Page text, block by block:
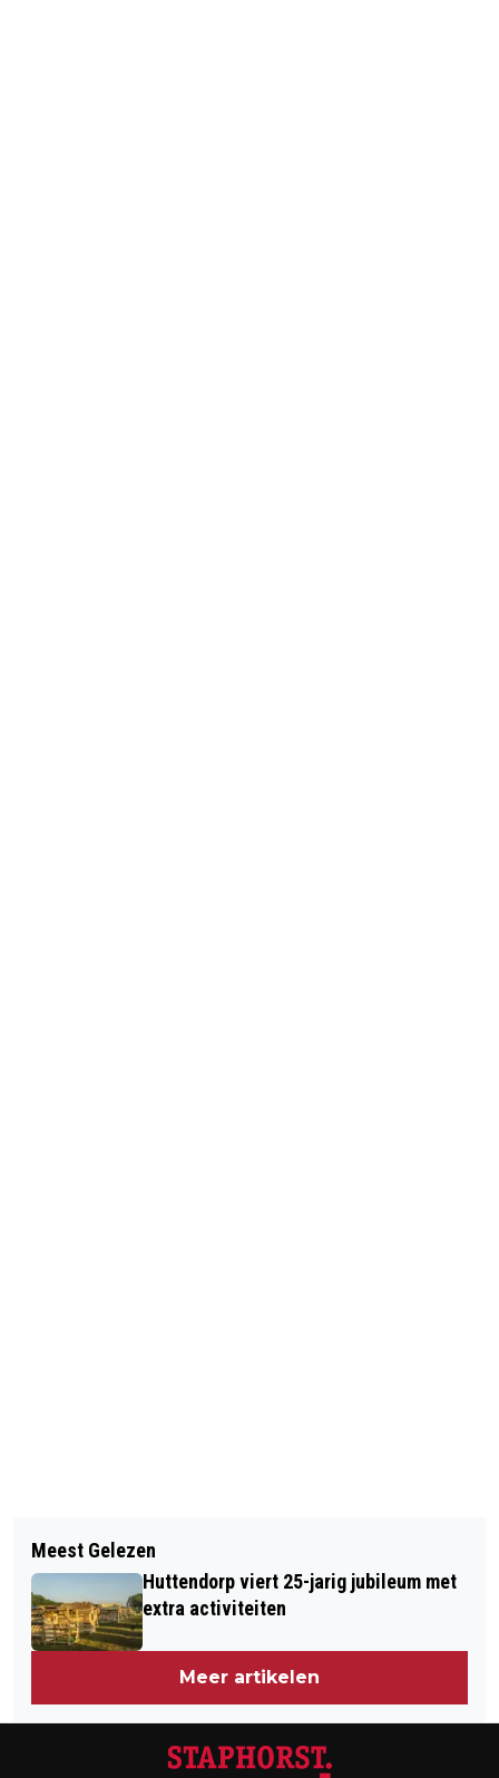
INSCHRIJVING JUBILEUMEDITIE
HUTTENDORP STAPHORST SLUIT
BIJNA
TIEN HOOFDPRIJSWINNAARS VAN
VOORJAARSACTIE IN HET ZONNETJE
Meest Gelezen
Huttendorp viert 25-jarig jubileum met
extra activiteiten
Meer artikelen